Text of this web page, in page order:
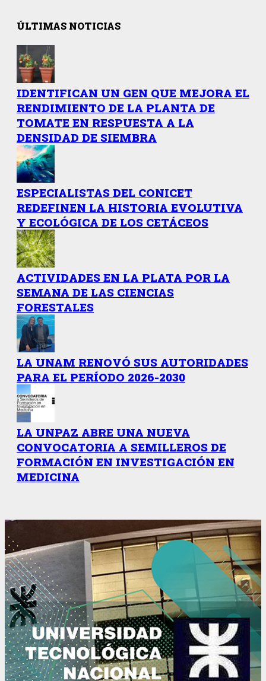
ÚLTIMAS NOTICIAS
IDENTIFICAN UN GEN QUE MEJORA EL
RENDIMIENTO DE LA PLANTA DE
TOMATE EN RESPUESTA A LA
DENSIDAD DE SIEMBRA
ESPECIALISTAS DEL CONICET
REDEFINEN LA HISTORIA EVOLUTIVA
Y ECOLÓGICA DE LOS CETÁCEOS
ACTIVIDADES EN LA PLATA POR LA
SEMANA DE LAS CIENCIAS
FORESTALES
LA UNAM RENOVÓ SUS AUTORIDADES
PARA EL PERÍODO 2026-2030
LA UNPAZ ABRE UNA NUEVA
CONVOCATORIA A SEMILLEROS DE
FORMACIÓN EN INVESTIGACIÓN EN
MEDICINA